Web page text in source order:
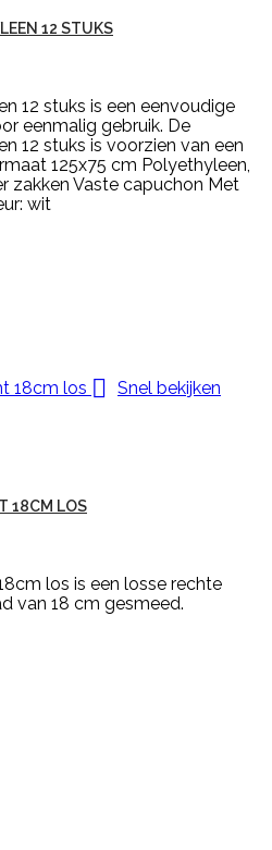
12 STUKS
12 stuks is een eenvoudige
eenmalig gebruik. De
12 stuks is voorzien van een
125x75 cm Polyethyleen,
zakken Vaste capuchon Met
wit

Snel bekijken
18CM LOS
los is een losse rechte
van 18 cm gesmeed.